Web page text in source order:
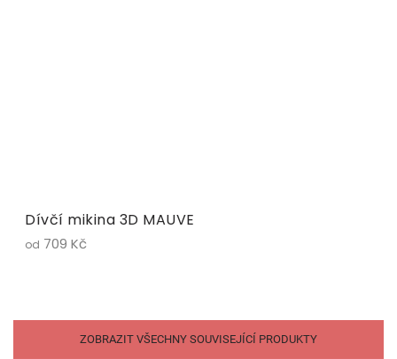
Dívčí mikina 3D MAUVE
od 709 Kč
ZOBRAZIT VŠECHNY SOUVISEJÍCÍ PRODUKTY